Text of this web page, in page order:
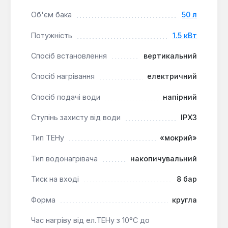
емалеве покриття та збільшений магнієвий анод
Енергоефективність: Водостійка ізоляція з
втрати, знижуючи витрати на електроенергію.
Швидке нагрівання:
Потужність 1.5 кВт
хвилин.
Водонагрівач Ariston SG1 50 V є практичним та
економічним рішенням для квартир, дачних
стабільне джерело гарячої води. Він підходить для
базовим функціоналом та ефективним захистом
від корозії.
Об'єм бака 50 л
Потужність 1.5 кВт
Спосіб встановлення вертикальний
Спосіб нагрівання електричний
Спосіб подачі води напірний
Ступінь захисту від води IPX3
Тип ТЕНу «мокрий»
Тип водонагрівача накопичувальний
Тиск на вході 8 бар
Форма кругла
Час нагріву від ел.ТЕНу з 10°С до